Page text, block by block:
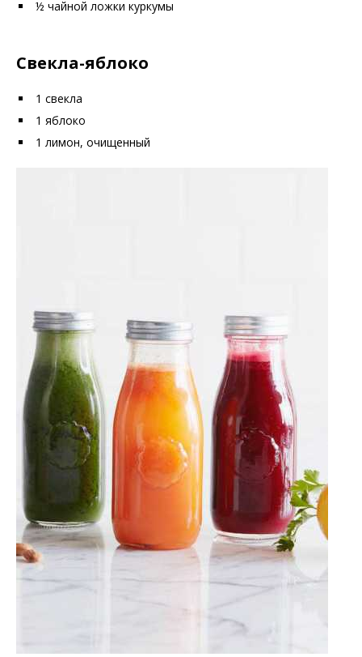
½ чайной ложки куркумы
Свекла-яблоко
1 свекла
1 яблоко
1 лимон, очищенный